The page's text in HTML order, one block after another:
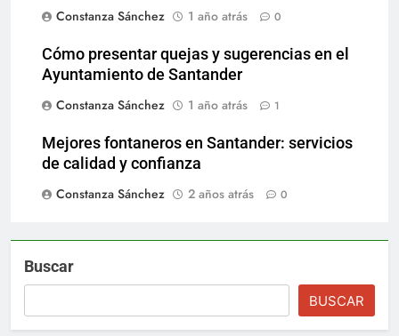
Constanza Sánchez
1 año atrás 0
Cómo presentar quejas y sugerencias en el
Ayuntamiento de Santander
Constanza Sánchez
1 año atrás 1
Mejores fontaneros en Santander: servicios
de calidad y confianza
Constanza Sánchez
2 años atrás 0
Buscar
BUSCAR